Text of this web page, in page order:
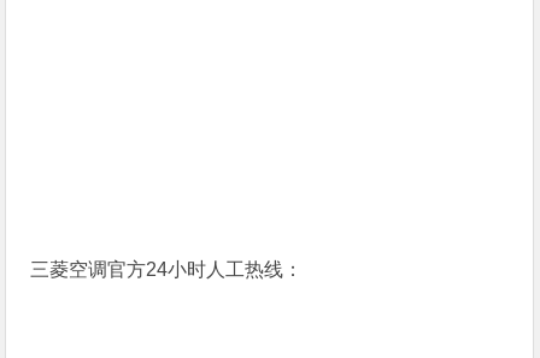
三菱空调官方24小时人工热线：